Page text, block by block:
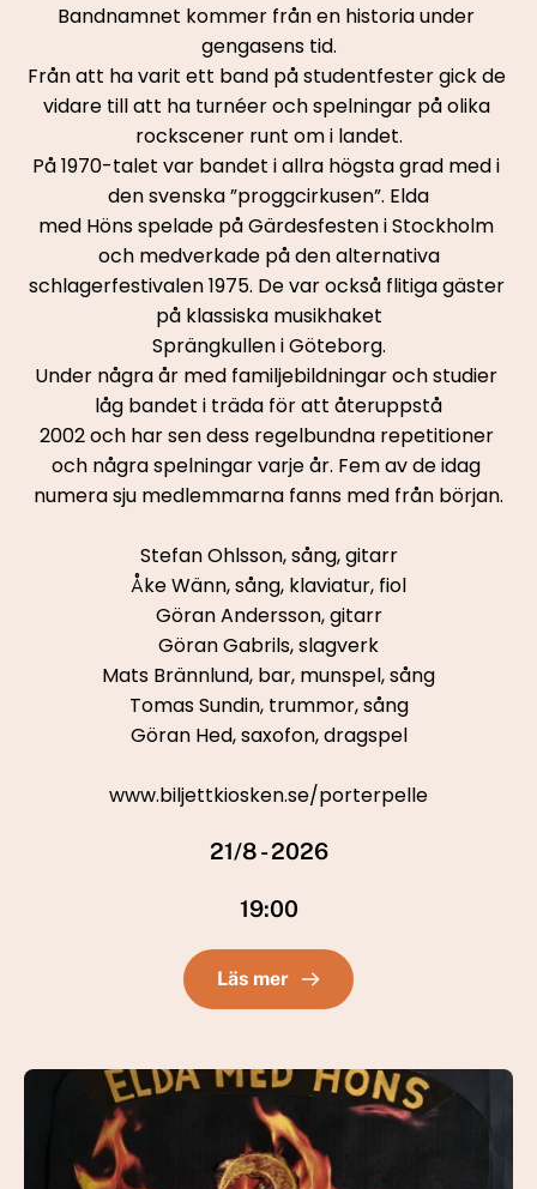
Bandnamnet kommer från en historia under
gengasens tid.
Från att ha varit ett band på studentfester gick de
vidare till att ha turnéer och spelningar på olika
rockscener runt om i landet.
På 1970-talet var bandet i allra högsta grad med i
den svenska ”proggcirkusen”. Elda
med Höns spelade på Gärdesfesten i Stockholm
och medverkade på den alternativa
schlagerfestivalen 1975. De var också flitiga gäster
på klassiska musikhaket
Sprängkullen i Göteborg.
Under några år med familjebildningar och studier
låg bandet i träda för att återuppstå
2002 och har sen dess regelbundna repetitioner
och några spelningar varje år. Fem av de idag
numera sju medlemmarna fanns med från början.
Stefan Ohlsson, sång, gitarr
Åke Wänn, sång, klaviatur, fiol
Göran Andersson, gitarr
Göran Gabrils, slagverk
Mats Brännlund, bar, munspel, sång
Tomas Sundin, trummor, sång
Göran Hed, saxofon, dragspel
www.biljettkiosken.se/porterpelle
21/8 - 2026
19:00
Läs mer